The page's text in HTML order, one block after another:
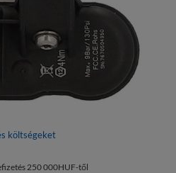
költségeket
250 000HUF-től